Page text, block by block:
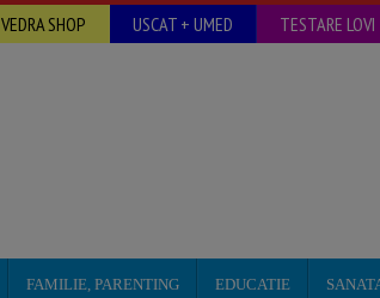
VEDRA SHOP USCAT + UMED TESTARE LOVI
FAMILIE, PARENTING EDUCATIE